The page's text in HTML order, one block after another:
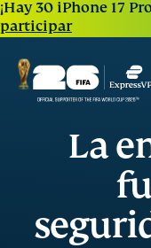
¡Hay 30 iPhone 17
participar
La